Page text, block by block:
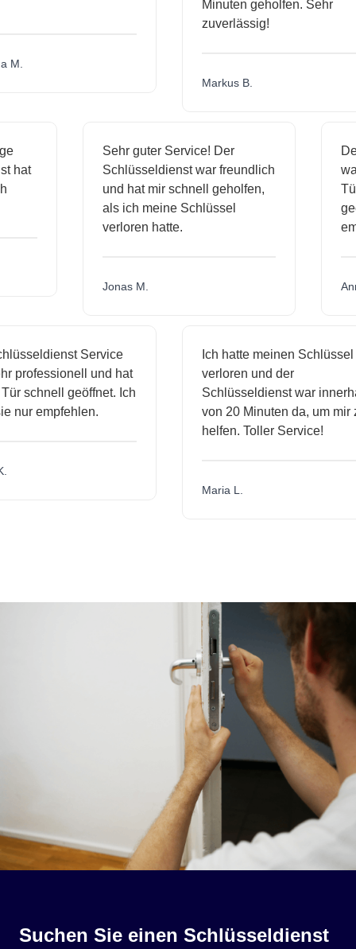
M.
Minuten geholfen. Sehr
zuverlässig!
Markus B.
hat
Sehr guter Service! Der
Schlüsseldienst war freundlich
und hat mir schnell geholfen,
als ich meine Schlüssel
verloren hatte.
Jonas M.
Service
professionell und hat
schnell geöffnet. Ich
nur empfehlen.
Ich hatte meinen Schlüssel
verloren und der
Schlüsseldienst war
von 20 Minuten da, um mir
helfen. Toller Service!
Maria L.
Suchen Sie einen Schlüsseldienst